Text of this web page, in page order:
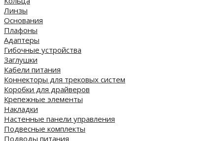
Линзы
Основания
Плафоны
Адаптеры
Гибочные устройства
Заглушки
Кабели питания
Коннекторы для трековых систем
Коробки для драйверов
Крепежные элементы
Накладки
Настенные панели управления
Подвесные комплекты
Подводы питания